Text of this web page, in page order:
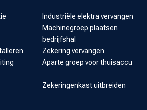
Industriële elektra vervangen
Machinegroep plaatsen
bedrijfshal
Zekering vervangen
Aparte groep voor thuisaccu
Zekeringenkast uitbreiden